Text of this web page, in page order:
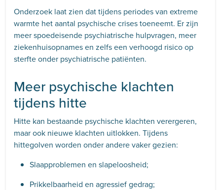
Onderzoek laat zien dat tijdens periodes van extreme
warmte het aantal psychische crises toeneemt. Er zijn
meer spoedeisende psychiatrische hulpvragen, meer
ziekenhuisopnames en zelfs een verhoogd risico op
sterfte onder psychiatrische patiënten.
Meer psychische klachten
tijdens hitte
Hitte kan bestaande psychische klachten verergeren,
maar ook nieuwe klachten uitlokken. Tijdens
hittegolven worden onder andere vaker gezien:
Slaapproblemen en slapeloosheid;
Prikkelbaarheid en agressief gedrag;